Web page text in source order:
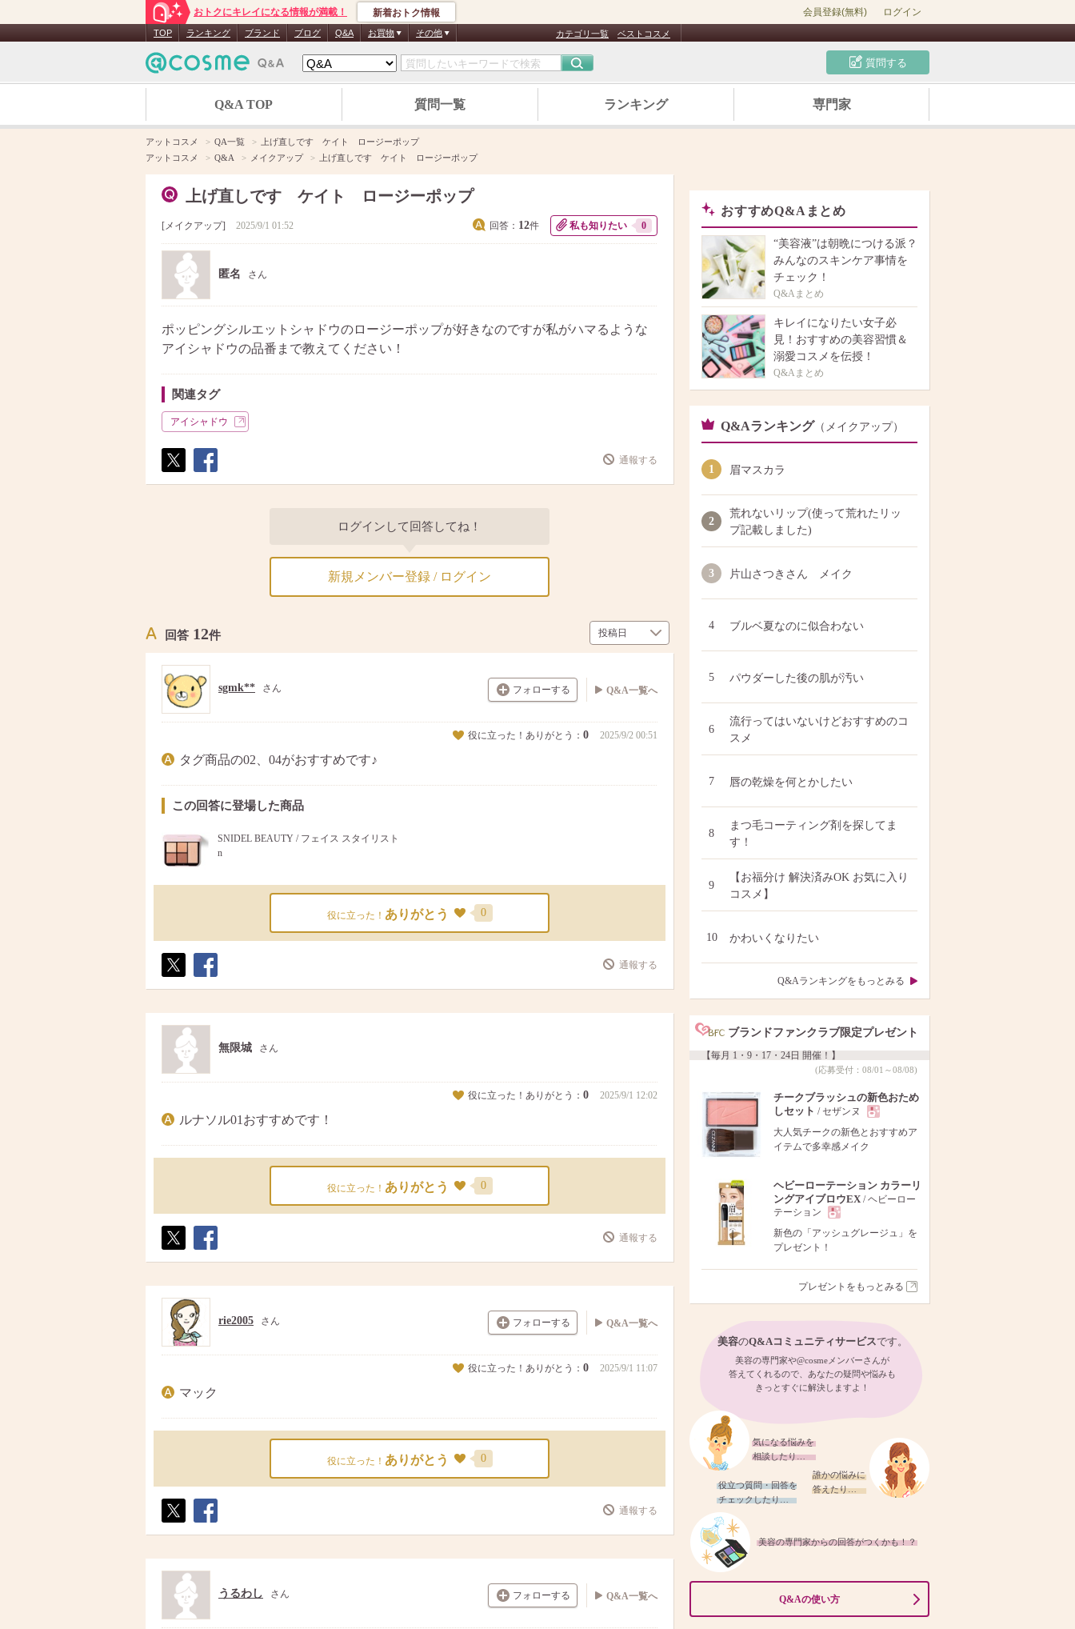
おトクにキレイになる情報が満載！ 新着おトク情報 会員登録(無料) ログイン
TOP ランキング ブランド ブログ Q&A お買物 その他 カテゴリ一覧 ベストコスメ
質問する
Q&A TOP 質問一覧 ランキング 専門家
アットコスメ QA一覧
上げ直しです ケイト ロージーポップ
アットコスメ
Q&A メイクアップ 上げ直しです ケイト ロージーポップ
上げ直しです ケイト ロージーポップ
メイクアップ 2025/9/1 01:52 回答： 12件 私も知りたい 0
匿名 さん
ポッピングシルエットシャドウのロージーポップが好きなのですが私がハマるような
アイシャドウの品番まで教えてください！
関連タグ
アイシャドウ
ト
ア
通報する
ログインして回答してね！
新規メンバー登録 / ログイン
回答 12件
フォローする
sgmk** さん Q&A一覧へ
役に立った！ありがとう： 0 2025/9/2 00:51
タグ商品の02、04がおすすめです♪
この回答に登場した商品
SNIDEL BEAUTY / フェイス スタイリスト
n
役に立った！ ありがとう 0
ト
ア
通報する
無限城 さん
役に立った！ありがとう： 0 2025/9/1 12:02
ルナソル01おすすめです！
役に立った！ ありがとう 0
ト
ア
通報する
フォローする
rie2005 さん Q&A一覧へ
役に立った！ありがとう： 0 2025/9/1 11:07
マック
役に立った！ ありがとう 0
ト
ア
通報する
フォローする
うるわし さん Q&A一覧へ
おすすめQ&Aまとめ
“美容液”は朝晩につける派？
みんなのスキンケア事情を
チェック！
Q&Aまとめ
キレイになりたい女子必
見！おすすめの美容習慣＆
溺愛コスメを伝授！
Q&Aまとめ
Q&Aランキング （メイクアップ）
1 眉マスカラ
2
荒れないリップ(使って荒れたリッ
プ記載しました)
3 片山さつきさん メイク
4 ブルベ夏なのに似合わない
5 パウダーした後の肌が汚い
6
流行ってはいないけどおすすめのコ
スメ
7 唇の乾燥を何とかしたい
8
まつ毛コーティング剤を探してま
す！
9
【お福分け 解決済みOK お気に入り
コスメ】
10 かわいくなりたい
Q&Aランキングをもっとみる
ブランドファンクラブ限定プレゼント
【毎月 1・9・17・24日 開催！】
(応募受付：08/01～08/08)
チークブラッシュの新色おため
しセット / セザンヌ
現
品
大人気チークの新色とおすすめア
イテムで多幸感メイク
ヘビーローテーション カラーリ
ングアイブロウEX / ヘビーロー
テーション
現
新色の「アッシュグレージュ」を
プレゼント！
プレゼントをもっとみる
美容のQ&Aコミュニティサービスです。
美容の専門家や@cosmeメンバーさんが
答えてくれるので、あなたの疑問や悩みも
きっとすぐに解決しますよ！
気になる悩みを
相談したり…
誰かの悩みに
答えたり…
役立つ質問・回答を
チェックしたり…
美容の専門家からの回答がつくかも！？
Q&Aの使い方